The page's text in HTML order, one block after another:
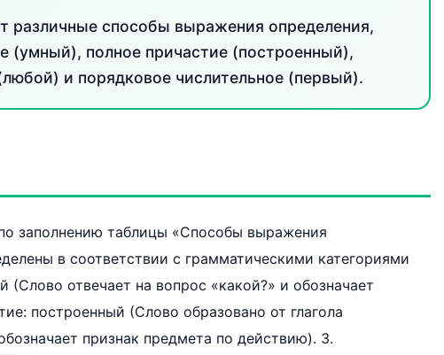
различные способы выражения определения,
(умный), полное причастие (построенный),
и порядковое числительное (первый).
заполнению таблицы «Способы выражения
в соответствии с грамматическими категориями
(Слово отвечает на вопрос «какой?» и обозначает
построенный (Слово образовано от глагола
признак предмета по действию). 3.